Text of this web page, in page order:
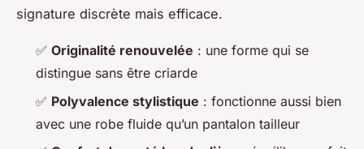
signature discrète mais efficace.
✅ Originalité renouvelée : une forme qui se
distingue sans être criarde
✅ Polyvalence stylistique : fonctionne aussi bien
avec une robe fluide qu’un pantalon tailleur